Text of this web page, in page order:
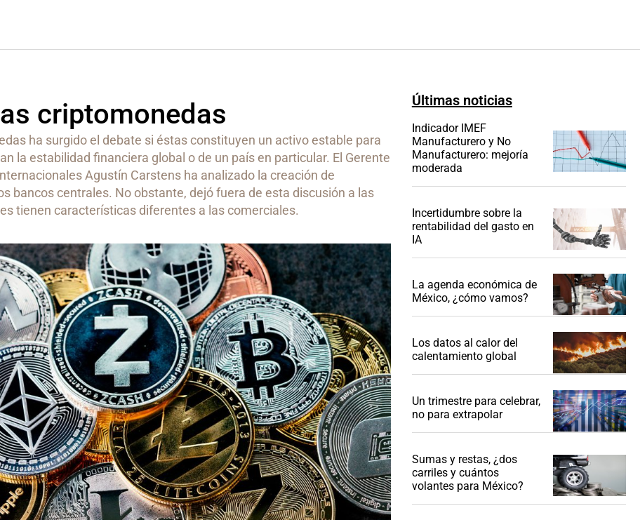
criptomonedas
ha surgido el debate si éstas constituyen un activo estable para
la estabilidad financiera global o de un país en particular. El Gerente
Agustín Carstens ha analizado la creación de
bancos centrales. No obstante, dejó fuera de esta discusión a las
tienen características diferentes a las comerciales.
Últimas noticias
Indicador IMEF
Manufacturero y No
Manufacturero: mejoría
moderada
Incertidumbre sobre la
rentabilidad del gasto en
IA
La agenda económica de
México, ¿cómo vamos?
Los datos al calor del
calentamiento global
Un trimestre para celebrar,
no para extrapolar
Sumas y restas, ¿dos
carriles y cuántos
volantes para México?